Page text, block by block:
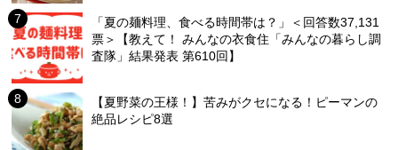
「夏の麺料理、食べる時間帯は？」＜回答数37,131
票＞【教えて！ みんなの衣食住「みんなの暮らし調
査隊」結果発表 第610回】
【夏野菜の王様！】苦みがクセになる！ピーマンの
絶品レシピ8選